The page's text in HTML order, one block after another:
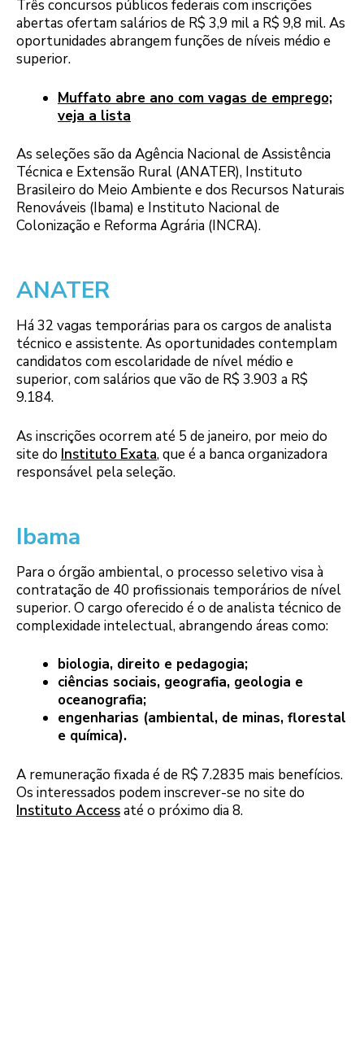
Três concursos públicos federais com inscrições
abertas ofertam salários de R$ 3,9 mil a R$ 9,8 mil. As
oportunidades abrangem funções de níveis médio e
superior.
Muffato abre ano com vagas de emprego;
veja a lista
As seleções são da Agência Nacional de Assistência
Técnica e Extensão Rural (ANATER), Instituto
Brasileiro do Meio Ambiente e dos Recursos Naturais
Renováveis (Ibama) e Instituto Nacional de
Colonização e Reforma Agrária (INCRA).
ANATER
Há 32 vagas temporárias para os cargos de analista
técnico e assistente. As oportunidades contemplam
candidatos com escolaridade de nível médio e
superior, com salários que vão de R$ 3.903 a R$
9.184.
As inscrições ocorrem até 5 de janeiro, por meio do
site do Instituto Exata, que é a banca organizadora
responsável pela seleção.
Ibama
Para o órgão ambiental, o processo seletivo visa à
contratação de 40 profissionais temporários de nível
superior. O cargo oferecido é o de analista técnico de
complexidade intelectual, abrangendo áreas como:
biologia, direito e pedagogia;
ciências sociais, geografia, geologia e
oceanografia;
engenharias (ambiental, de minas, florestal
e química).
A remuneração fixada é de R$ 7.2835 mais benefícios.
Os interessados podem inscrever-se no site do
Instituto Accessaté o próximo dia 8.